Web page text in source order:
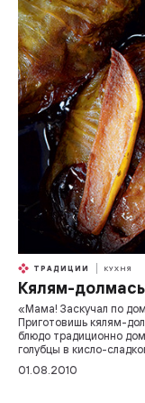
ТРАДИЦИИ КУХНЯ
Кялям-
«Мама! Заскучал по
Приготовишь кялям-
блюдо традиционно
голубцы в кисло-
01.08.2010